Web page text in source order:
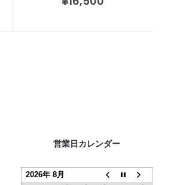
営業日カレンダー
2026年 8月